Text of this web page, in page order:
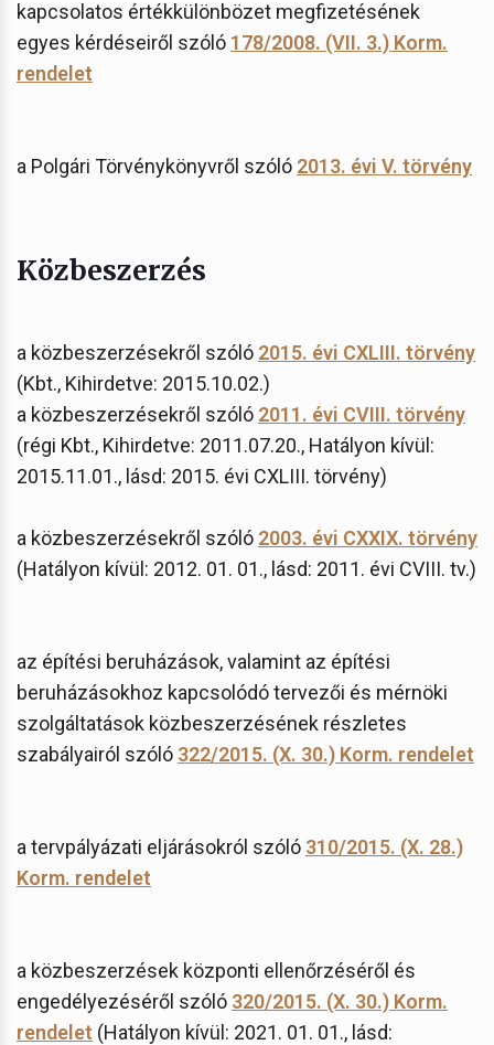
kapcsolatos értékkülönbözet megfizetésének
egyes kérdéseiről szóló 178/2008. (VII. 3.) Korm.
rendelet
a Polgári Törvénykönyvről szóló 2013. évi V. törvény
Közbeszerzés
a közbeszerzésekről szóló 2015. évi CXLIII. törvény
(Kbt., Kihirdetve: 2015.10.02.)
a közbeszerzésekről szóló 2011. évi CVIII. törvény
(régi Kbt., Kihirdetve: 2011.07.20., Hatályon kívül:
2015.11.01., lásd: 2015. évi CXLIII. törvény)
a közbeszerzésekről szóló 2003. évi CXXIX. törvény
(Hatályon kívül: 2012. 01. 01., lásd: 2011. évi CVIII. tv.)
az építési beruházások, valamint az építési
beruházásokhoz kapcsolódó tervezői és mérnöki
szolgáltatások közbeszerzésének részletes
szabályairól szóló 322/2015. (X. 30.) Korm. rendelet
a tervpályázati eljárásokról szóló 310/2015. (X. 28.)
Korm. rendelet
a közbeszerzések központi ellenőrzéséről és
engedélyezéséről szóló 320/2015. (X. 30.) Korm.
rendelet (Hatályon kívül: 2021. 01. 01., lásd: